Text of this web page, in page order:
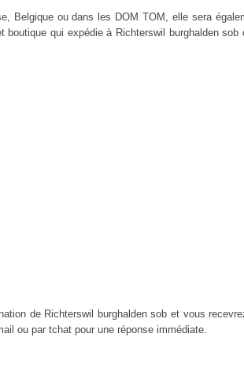
Belgique ou dans les DOM TOM, elle sera
qui expédie à Richterswil burghalden sob
de Richterswil burghalden sob et vous
ou par tchat pour une réponse immédiate.